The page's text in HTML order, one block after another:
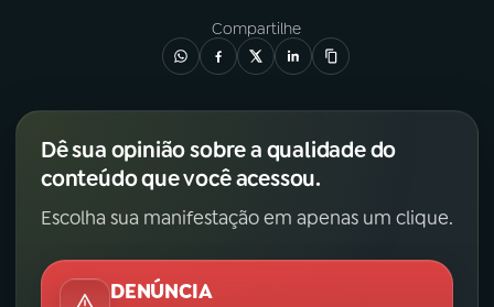
Compartilhe
Dê sua opinião sobre a qualidade do
conteúdo que você acessou.
Escolha sua manifestação em apenas um clique.
DENÚNCIA